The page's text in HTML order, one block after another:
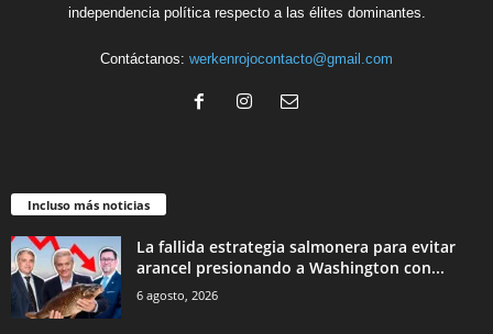
independencia política respecto a las élites dominantes.
Contáctanos: werkenrojocontacto@gmail.com
Incluso más noticias
La fallida estrategia salmonera para evitar
arancel presionando a Washington con...
6 agosto, 2026